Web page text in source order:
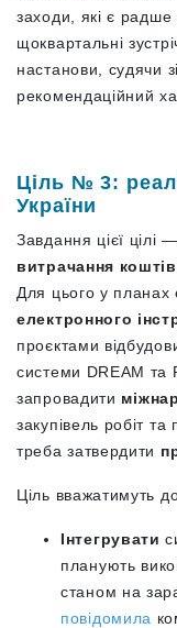
заходи, які є
щоквартальні
настанови, судячи
рекомендаційний
Ціль № 3:
України
Завдання цієї цілі
витрачання коштів
Для цього у планах
електронного
проєктами
системи DREAM та
запровадити
закупівель робіт
треба затвердити
Ціль вважатимуть
Інтегрувати
планують
станом на
повідомила